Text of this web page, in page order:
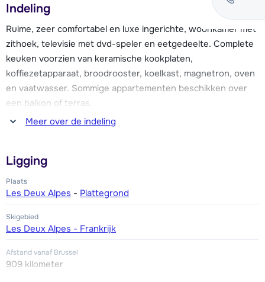
De résidence beschikt voor ieder appartement over een
skiberging met skischoendrogers en Wi-Fi
internetverbinding (tegen betaling). Auto's kunnen op de
openbare parkeerplaatsen van Les Deux-Alpes worden
geparkeerd (ca. 300 meter van de residence, tegen
betaling).
Indeling
Ruime, zeer comfortabel en luxe ingerichte, woonkamer met
zithoek, televisie met dvd-speler en eetgedeelte. Complete
keuken voorzien van keramische kookplaten,
koffiezetapparaat, broodrooster, koelkast, magnetron, oven
en vaatwasser. Sommige appartementen beschikken over
een balkon of terras.
douche en toilet.
Meer over de indeling
Ligging
Plaats
Les Deux Alpes - Plattegrond
Skigebied
Les Deux Alpes - Frankrijk
Afstand vanaf Brussel
909 kilometer